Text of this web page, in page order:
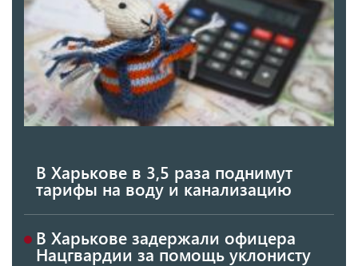
В Харькове в 3,5 раза поднимут
тарифы на воду и канализацию
В Харькове задержали офицера
Нацгвардии за помощь уклонисту